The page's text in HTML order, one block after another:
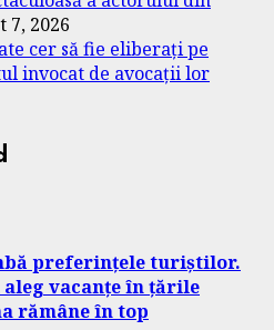
7, 2026
cer să fie eliberați pe
invocat de avocații lor
preferințele turiștilor.
vacanțe în țările
rămâne în top